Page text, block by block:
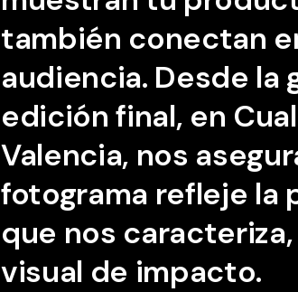
también conectan
audiencia. Desde la
edición final, en
Valencia, nos
fotograma refleje la
que nos caracteriza,
visual de impacto.